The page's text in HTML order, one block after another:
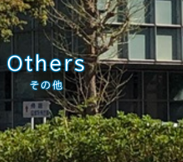
Others
その他